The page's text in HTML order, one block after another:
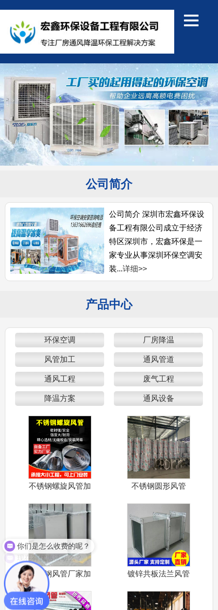
公司简介
公司简介 深圳市宏鑫环保设
备工程有限公司成立于经济
特区深圳市，宏鑫环保是一
家专业从事深圳环保空调安
装...详细>>
产品中心
环保空调 厂房降温
风管加工 通风管道
通风工程 废气工程
降温方案 通风设备
不锈钢螺旋风管加
不锈钢圆形风管
不锈钢风管厂家加
工不锈钢共板
镀锌共板法兰风管
你们是怎么收费的呢？
现在有优惠活动么？